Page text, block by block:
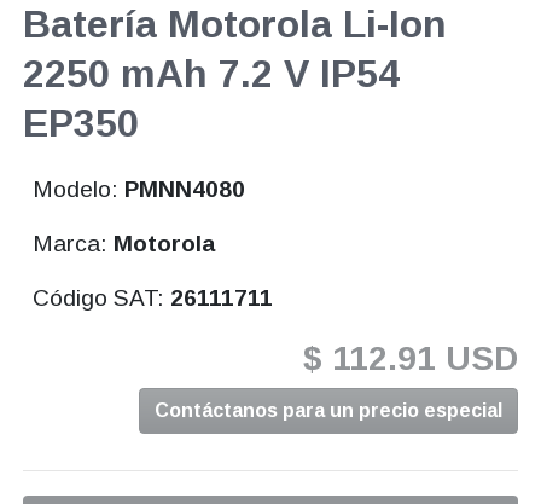
Batería Motorola Li-Ion
2250 mAh 7.2 V IP54
EP350
Modelo: PMNN4080
Marca: Motorola
Código SAT: 26111711
$ 112.91 USD
Contáctanos para un precio especial